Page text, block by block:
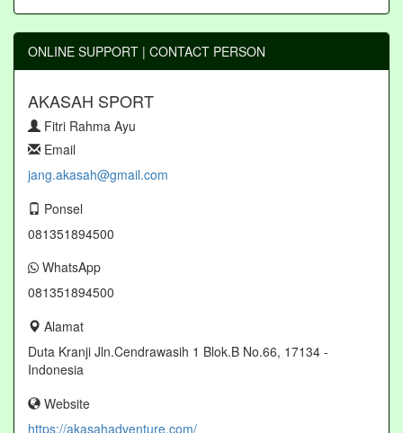
ONLINE SUPPORT | CONTACT PERSON
AKASAH SPORT
Fitri Rahma Ayu
Email
jang.akasah@gmail.com
Ponsel
081351894500
WhatsApp
081351894500
Alamat
Duta Kranji Jln.Cendrawasih 1 Blok.B No.66, 17134 -
Indonesia
Website
https://akasahadventure.com/